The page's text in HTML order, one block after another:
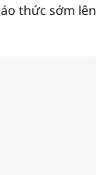
thức sớm lên